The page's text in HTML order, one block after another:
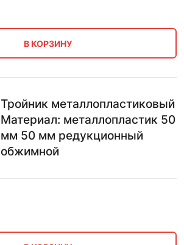
В КОРЗИНУ
Тройник металлопластиковый
Материал: металлопластик 50
мм 50 мм редукционный
обжимной